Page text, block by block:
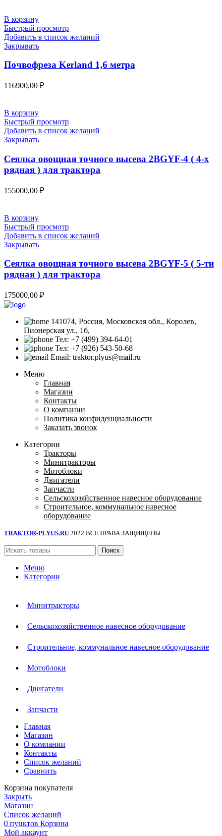
В корзину
Быстрый просмотр
Добавить в список желаний
Закрывать
Почвофреза Kerland 1,6 метра
116900,00 ₽
В корзину
Быстрый просмотр
Добавить в список желаний
Закрывать
Сеялка овощная точного высева 2BGYF-4 ( 4-х
рядная ) для трактора
155000,00 ₽
В корзину
Быстрый просмотр
Добавить в список желаний
Закрывать
Сеялка овощная точного высева 2BGYF-5 ( 5-ти
рядная ) для трактора
175000,00 ₽
141074, Россия, Московская обл., Королев,
Пионерская ул., 1б,
Тел: +7 (499) 394-64-01
Тел: +7 (926) 543-50-68
Email: traktor.plyus@mail.ru
Меню
Главная
Магазин
Контакты
О компании
Политика конфиденциальности
Заказать звонок
Категории
Тракторы
Минитракторы
Мотоблоки
Двигатели
Запчасти
Сельскохозяйственное навесное оборудование
Строительное, коммунальное навесное
оборудование
TRAKTOR-PLYUS.RU 2022 ВСЕ ПРАВА ЗАЩИЩЕНЫ
Поиск
Меню
Категории
Минитракторы
Сельскохозяйственное навесное оборудование
Строительное, коммунальное навесное оборудование
Мотоблоки
Двигатели
Запчасти
Главная
Магазин
О компании
Контакты
Список желаний
Сравнить
Корзина покупателя
Закрыть
Магазин
Список желаний
0 пунктов Корзина
Мой аккаунт